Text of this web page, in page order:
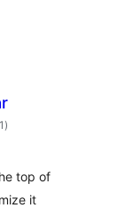
कुल
रेटिङ्गहरू
)
top of
it